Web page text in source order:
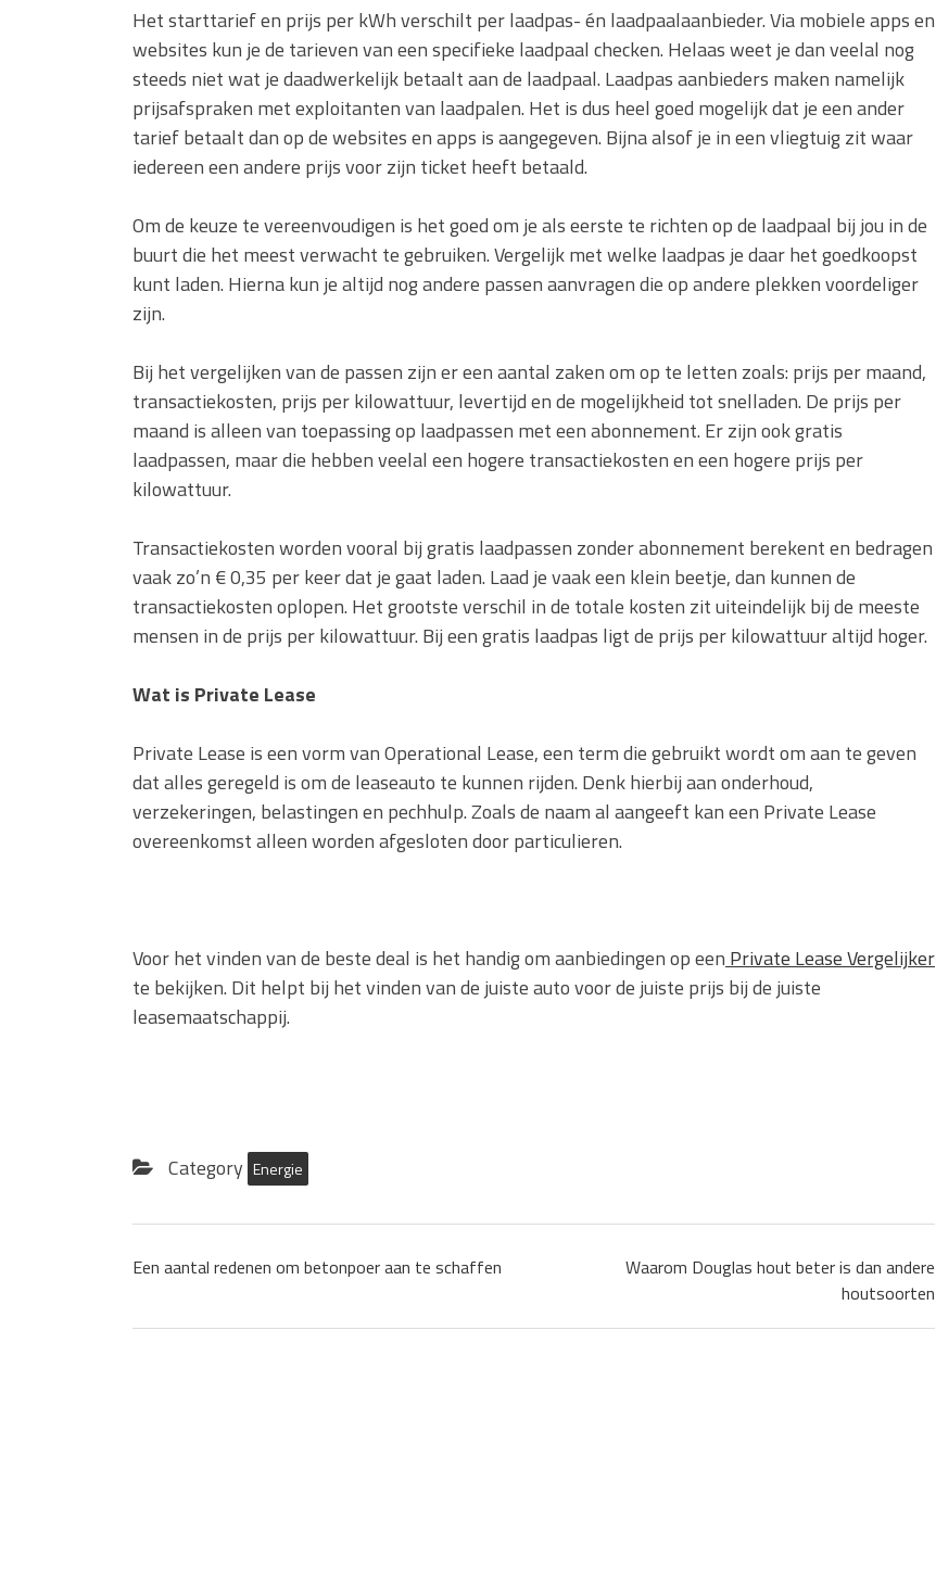
Het starttarief en prijs per kWh verschilt per laadpas- én laadpaalaanbieder. Via mobiele apps en
websites kun je de tarieven van een specifieke laadpaal checken. Helaas weet je dan veelal nog
steeds niet wat je daadwerkelijk betaalt aan de laadpaal. Laadpas aanbieders maken namelijk
prijsafspraken met exploitanten van laadpalen. Het is dus heel goed mogelijk dat je een ander
tarief betaalt dan op de websites en apps is aangegeven. Bijna alsof je in een vliegtuig zit waar
iedereen een andere prijs voor zijn ticket heeft betaald.
Om de keuze te vereenvoudigen is het goed om je als eerste te richten op de laadpaal bij jou in de
buurt die het meest verwacht te gebruiken. Vergelijk met welke laadpas je daar het goedkoopst
kunt laden. Hierna kun je altijd nog andere passen aanvragen die op andere plekken voordeliger
zijn.
Bij het vergelijken van de passen zijn er een aantal zaken om op te letten zoals: prijs per maand,
transactiekosten, prijs per kilowattuur, levertijd en de mogelijkheid tot snelladen. De prijs per
maand is alleen van toepassing op laadpassen met een abonnement. Er zijn ook gratis
laadpassen, maar die hebben veelal een hogere transactiekosten en een hogere prijs per
kilowattuur.
Transactiekosten worden vooral bij gratis laadpassen zonder abonnement berekent en bedragen
vaak zo’n € 0,35 per keer dat je gaat laden. Laad je vaak een klein beetje, dan kunnen de
transactiekosten oplopen. Het grootste verschil in de totale kosten zit uiteindelijk bij de meeste
mensen in de prijs per kilowattuur. Bij een gratis laadpas ligt de prijs per kilowattuur altijd hoger.
Wat is Private Lease
Private Lease is een vorm van Operational Lease, een term die gebruikt wordt om aan te geven
dat alles geregeld is om de leaseauto te kunnen rijden. Denk hierbij aan onderhoud,
verzekeringen, belastingen en pechhulp. Zoals de naam al aangeeft kan een Private Lease
overeenkomst alleen worden afgesloten door particulieren.
Voor het vinden van de beste deal is het handig om aanbiedingen op een Private Lease Vergelijker
te bekijken. Dit helpt bij het vinden van de juiste auto voor de juiste prijs bij de juiste
leasemaatschappij.
Category Energie
Een aantal redenen om betonpoer aan te schaffen
Waarom Douglas hout beter is dan andere
houtsoorten